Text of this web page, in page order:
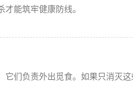
能筑牢健康防线。
们负责外出觅食。如果只消灭